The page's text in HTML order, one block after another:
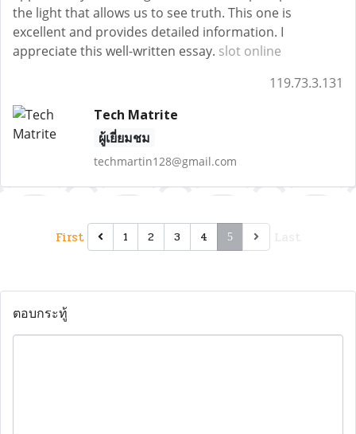
the light that allows us to see truth. This one is
excellent and provides detailed information. I
appreciate this well-written essay. slot online
119.73.3.131
Tech Matrite
ผู้เยี่ยมชม
techmartin128@gmail.com
First 1 2 3 4 5
ตอบกระทู้